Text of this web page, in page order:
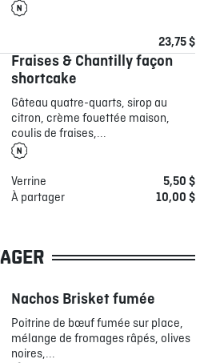
23,75 $
Fraises & Chantilly façon
shortcake
Gâteau quatre-quarts, sirop au
citron, crème fouettée maison,
coulis de fraises,...
Verrine
5,50 $
À partager
10,00 $
Nachos Brisket fumée
Poitrine de bœuf fumée sur place,
mélange de fromages râpés, olives
noires,...